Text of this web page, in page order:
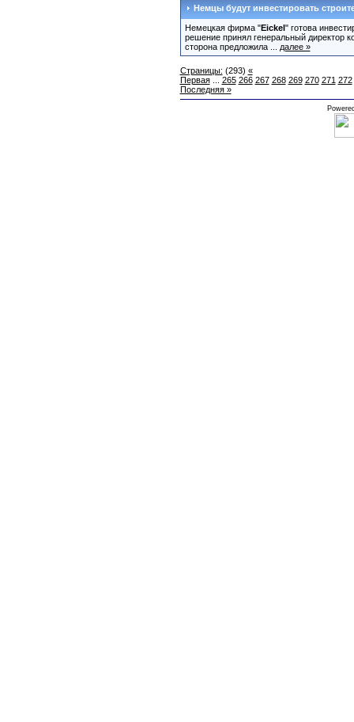
Немцы будут инвестировать
Немецкая фирма "Eickel" готова
решение принял генеральный директор
сторона предложила ...
далее »
Страницы: (293) «
Первая... 265 266 267 268 269 270 271 272
Последняя »